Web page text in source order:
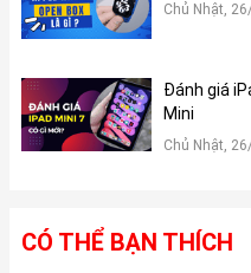
Chủ Nhật,
Đánh giá
Mini
Chủ Nhật,
CÓ THỂ BẠN THÍCH